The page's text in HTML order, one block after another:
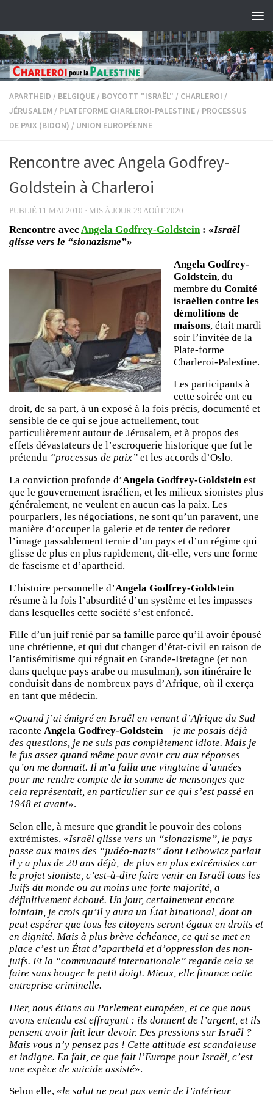
APARTHEID / BELGIQUE / BOYCOTT "ISRAËL" / CHARLEROI /
JÉRUSALEM / PLATEFORME CHARLEROI-PALESTINE / PROCESSUS
DE PAIX (BIDON) / UNION EUROPÉENNE
Rencontre avec Angela Godfrey-
Goldstein à Charleroi
PUBLIÉ 11 MAI 2010 · MIS À JOUR 29 AOÛT 2020
Rencontre avec Angela Godfrey-Goldstein: «Israël
glisse vers le “sionazisme”»
Angela Godfrey-
Goldstein, du
membre du Comité
israélien contre les
démolitions de
maisons, était mardi
soir l’invitée de la
Plate-forme
Charleroi-Palestine.
Les participants à
cette soirée ont eu
droit, de sa part, à un exposé à la fois précis, documenté et
sensible de ce qui se joue actuellement, tout
particulièrement autour de Jérusalem, et à propos des
effets dévastateurs de l’escroquerie historique que fut le
prétendu “processus de paix” et les accords d’Oslo.
La conviction profonde d’Angela Godfrey-Goldsteinest
que le gouvernement israélien, et les milieux sionistes plus
généralement, ne veulent en aucun cas la paix. Les
pourparlers, les négociations, ne sont qu’un paravent, une
manière d’occuper la galerie et de tenter de redorer
l’image passablement ternie d’un pays et d’un régime qui
glisse de plus en plus rapidement, dit-elle, vers une forme
de fascisme et d’apartheid.
L’histoire personnelle d’Angela Godfrey-Goldstein
résume à la fois l’absurdité d’un système et les impasses
dans lesquelles cette société s’est enfoncé.
Fille d’un juif renié par sa famille parce qu’il avoir épousé
une chrétienne, et qui dut changer d’état-civil en raison de
l’antisémitisme qui régnait en Grande-Bretagne (et non
dans quelque pays arabe ou musulman), son itinéraire le
conduisit dans de nombreux pays d’Afrique, où il exerça
en tant que médecin.
«Quand j’ai émigré en Israël en venant d’Afrique du Sud –
raconte Angela Godfrey-Goldstein– je me posais déjà
des questions, je ne suis pas complètement idiote. Mais je
le fus assez quand même pour avoir cru aux réponses
qu’on me donnait. Il m’a fallu une vingtaine d’années
pour me rendre compte de la somme de mensonges que
cela représentait, en particulier sur ce qui s’est passé en
1948 et avant».
Selon elle, à mesure que grandit le pouvoir des colons
extrémistes, «Israël glisse vers un “sionazisme”, le pays
passe aux mains des “judéo-nazis” dont Leibowicz parlait
il y a plus de 20 ans déjà, de plus en plus extrémistes car
le projet sioniste, c’est-à-dire faire venir en Israël tous les
Juifs du monde ou au moins une forte majorité, a
définitivement échoué. Un jour, certainement encore
lointain, je crois qu’il y aura un État binational, dont on
peut espérer que tous les citoyens seront égaux en droits et
en dignité. Mais à plus brève échéance, ce qui se met en
place c’est un État d’apartheid et d’oppression des non-
juifs. Et la “communauté internationale” regarde cela se
faire sans bouger le petit doigt. Mieux, elle finance cette
entreprise criminelle.
Hier, nous étions au Parlement européen, et ce que nous
avons entendu est effrayant : ils donnent de l’argent, et ils
pensent avoir fait leur devoir. Des pressions sur Israël ?
Mais vous n’y pensez pas ! Cette attitude est scandaleuse
et indigne. En fait, ce que fait l’Europe pour Israël, c’est
une espèce de suicide assisté».
Selon elle, «le salut ne peut pas venir de l’intérieur